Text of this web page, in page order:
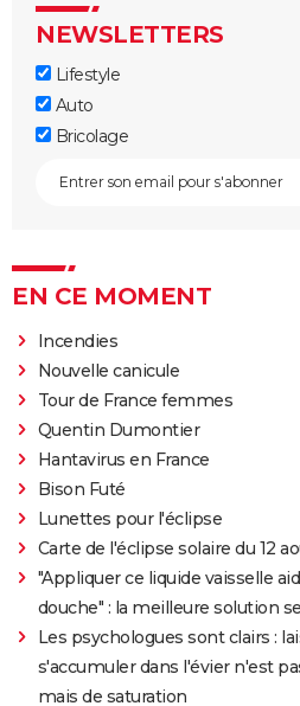
NEWSLETTERS
Lifestyle
Auto
Bricolage
EN CE MOMENT
Incendies
Nouvelle canicule
Tour de France femmes
Quentin Dumontier
Hantavirus en France
Bison Futé
Lunettes pour l'éclipse
Carte de l'éclipse solaire du 12
"Appliquer ce liquide vaisselle
douche" : la meilleure solution
Les psychologues sont clairs :
s'accumuler dans l'évier n'est
mais de saturation